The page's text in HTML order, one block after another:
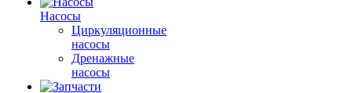
Насосы
Циркуляционные
насосы
Дренажные
насосы